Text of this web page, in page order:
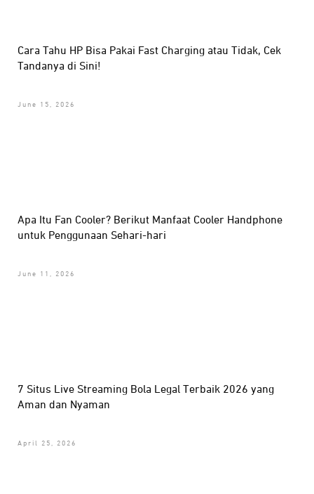
Cara Tahu HP Bisa Pakai Fast Charging atau Tidak, Cek
Tandanya di Sini!
June 15, 2026
Apa Itu Fan Cooler? Berikut Manfaat Cooler Handphone
untuk Penggunaan Sehari-hari
June 11, 2026
7 Situs Live Streaming Bola Legal Terbaik 2026 yang
Aman dan Nyaman
April 25, 2026